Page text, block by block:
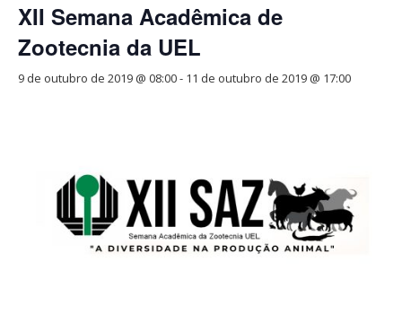
XII Semana Acadêmica de
Zootecnia da UEL
9 de outubro de 2019 @ 08:00- 11 de outubro de 2019 @ 17:00